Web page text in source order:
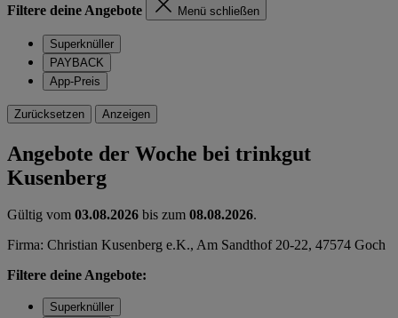
Filtere deine Angebote Menü schließen
Superknüller
PAYBACK
App-Preis
Zurücksetzen Anzeigen
Angebote der Woche bei trinkgut
Kusenberg
Gültig vom 03.08.2026 bis zum 08.08.2026.
Firma: Christian Kusenberg e.K., Am Sandthof 20-22, 47574 Goch
Filtere deine Angebote:
Superknüller